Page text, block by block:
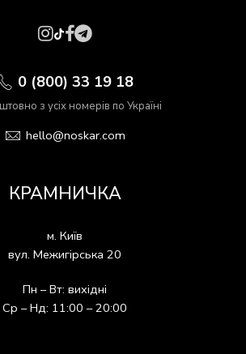
0 (800) 33 19 18
з усіх номерів по Україні
hello@noskar.com
КРАМНИЧКА
м. Київ
вул. Межигірська 20
Пн – Вт: вихідні
Ср – Нд: 11:00 – 20:00